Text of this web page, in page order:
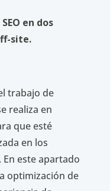
en dos
site.
trabajo de
realiza en
que esté
en los
este apartado
optimización de